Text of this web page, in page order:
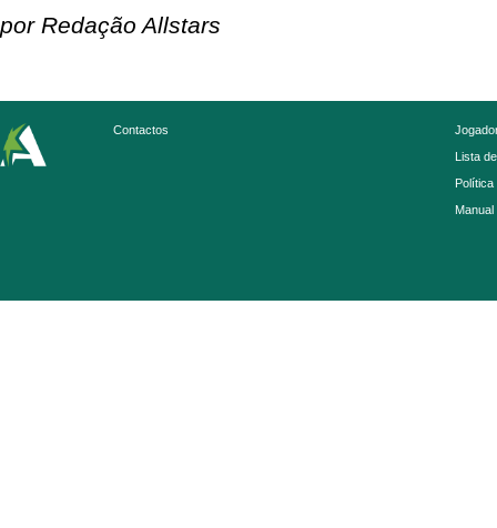
por Redação Allstars
Contactos
Lista
Política